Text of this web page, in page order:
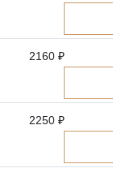
2160 ₽
2250 ₽